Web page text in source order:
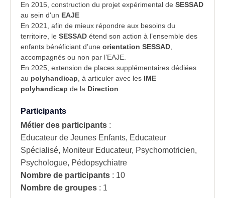
En 2015, construction du projet expérimental de SESSAD
au sein d'un EAJE
En 2021, afin de mieux répondre aux besoins du
territoire, le SESSAD étend son action à l’ensemble des
enfants bénéficiant d’une orientation SESSAD
accompagnés ou non par l’EAJE.
En 2025, extension de places supplémentaires dédiées
au polyhandicap , à articuler avec les IME
polyhandicap de la Direction
Participants
Métier des participants :
Educateur de Jeunes Enfants, Educateur
Spécialisé, Moniteur Educateur, Psychomotricien,
Psychologue, Pédopsychiatre
Nombre de participants : 10
Nombre de groupes : 1